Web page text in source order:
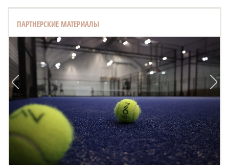
ПАРТНЕРСКИЕ МАТЕРИАЛЫ